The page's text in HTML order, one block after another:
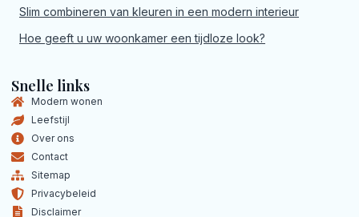
Slim combineren van kleuren in een modern interieur
Hoe geeft u uw woonkamer een tijdloze look?
Snelle links
Modern wonen
Leefstijl
Over ons
Contact
Sitemap
Privacybeleid
Disclaimer